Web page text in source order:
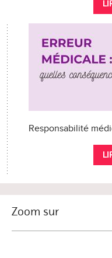
Responsabilité
Zoom sur